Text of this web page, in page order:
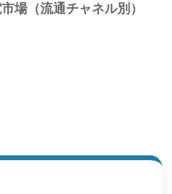
場（流通チャネル別）